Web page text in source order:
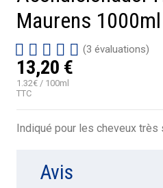
Maurens 1000ml
(3 évaluations)
13,20 €
1.32€ / 100ml
TTC
Indiqué pour les cheveux très
Avis